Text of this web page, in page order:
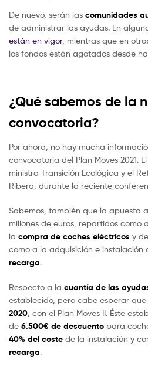
De nuevo, serán las comunidades
de administrar las ayudas. En
están en vigor, mientras que en
los fondos están agotados desde
¿Qué sabemos de la
convocatoria?
Por ahora, no hay mucha
convocatoria del Plan Moves 2021.
ministra Transición Ecológica y el
Ribera, durante la reciente
Sabemos, también que la apuesta
millones de euros, repartidos
la compra de coches eléctricos y
como a la adquisición e instalación
recarga.
Respecto a la cuantía de las
establecido, pero cabe esperar que
2020 , con el Plan Moves II. Éste
de 6.500€ de descuento para
40% del coste de la instalación y
recarga.